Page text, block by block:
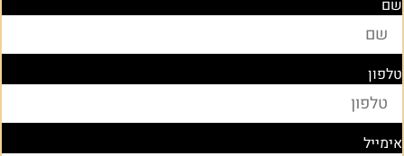
שם
טלפון
אימייל